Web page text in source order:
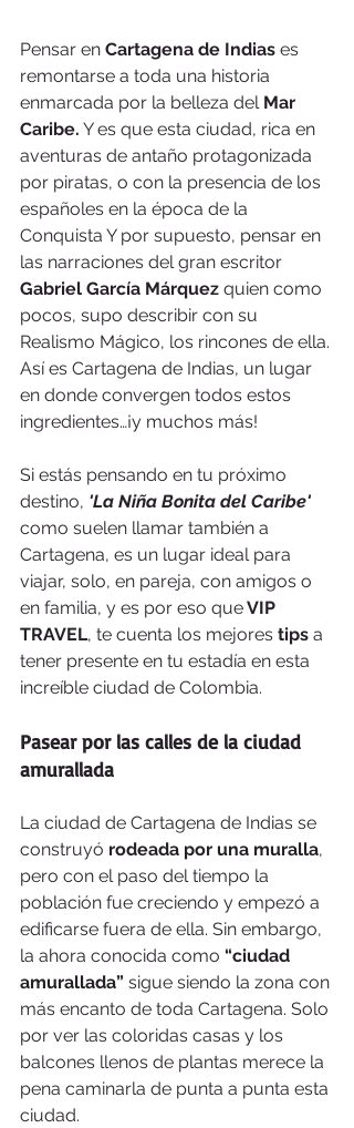
Pensar en Cartagena de Indias es
remontarse a toda una historia
enmarcada por la belleza del Mar
Caribe. Y es que esta ciudad, rica en
aventuras de antaño protagonizada
por piratas, o con la presencia de los
españoles en la época de la
Conquista Y por supuesto, pensar en
las narraciones del gran escritor
Gabriel García Márquez quien como
pocos, supo describir con su
Realismo Mágico, los rincones de ella.
Así es Cartagena de Indias, un lugar
en donde convergen todos estos
ingredientes…¡y muchos más!
Si estás pensando en tu próximo
destino, 'La Niña Bonita del Caribe'
como suelen llamar también a
Cartagena, es un lugar ideal para
viajar, solo, en pareja, con amigos o
en familia, y es por eso que VIP
TRAVEL, te cuenta los mejores tips a
tener presente en tu estadía en esta
increíble ciudad de Colombia.
Pasear por las calles de la ciudad
amurallada
La ciudad de Cartagena de Indias se
construyó rodeada por una muralla,
pero con el paso del tiempo la
población fue creciendo y empezó a
edificarse fuera de ella. Sin embargo,
la ahora conocida como “ciudad
amurallada” sigue siendo la zona con
más encanto de toda Cartagena. Solo
por ver las coloridas casas y los
balcones llenos de plantas merece la
pena caminarla de punta a punta esta
ciudad.